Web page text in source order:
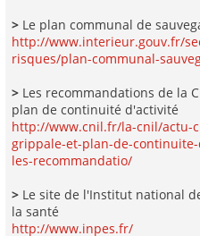
>Le plan communal de
http://www.interieur.gouv.fr/
risques/plan-communal-
>Les recommandations de la
plan de continuité d'activité
http://www.cnil.fr/la-cnil/actu-
grippale-et-plan-de-
les-recommandatio/
>Le site de l'Institut national
la santé
http://www.inpes.fr/